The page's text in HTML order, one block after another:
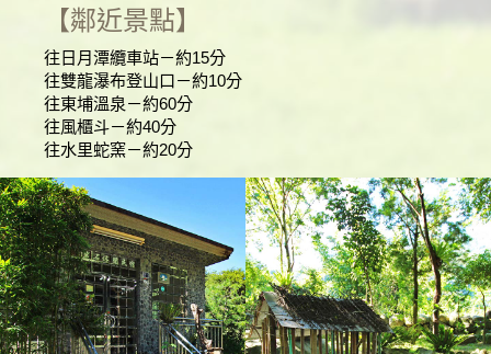
【鄰近景點】
往日月潭纜車站－約15分
往雙龍瀑布登山口－約10分
往東埔溫泉－約60分
往風櫃斗－約40分
往水里蛇窯－約20分